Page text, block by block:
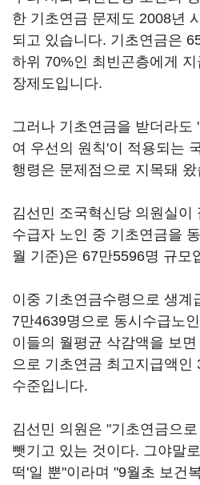
한 기초연금 문제도 2008년
되고 있습니다. 기초연금은
하위 70%인 최빈곤층에게
장제도입니다.
그러나 기초연금을 받더라도
여 우선의 원칙'이 적용되는
행령은 문제점으로 지목돼 왔
김선민 조국혁신당 의원실이
수급자 노인 중 기초연금을
월 기준)은 67만5596명 규모
이중 기초연금수령으로 생계
7만4639명으로 동시수급노
이들의 월평균 삭감액을 보
으로 기초연금 최고지급액인
수준입니다.
김선민 의원은 "기초연금으
뺏기고 있는 것이다. 그야말
떡'일 뿐"이라며 "9월초 보건